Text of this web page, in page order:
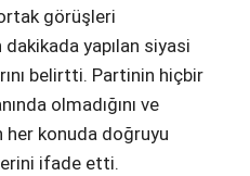
görüşleri
dakikada yapılan siyasi
belirtti. Partinin hiçbir
olmadığını ve
her konuda doğruyu
ifade etti.